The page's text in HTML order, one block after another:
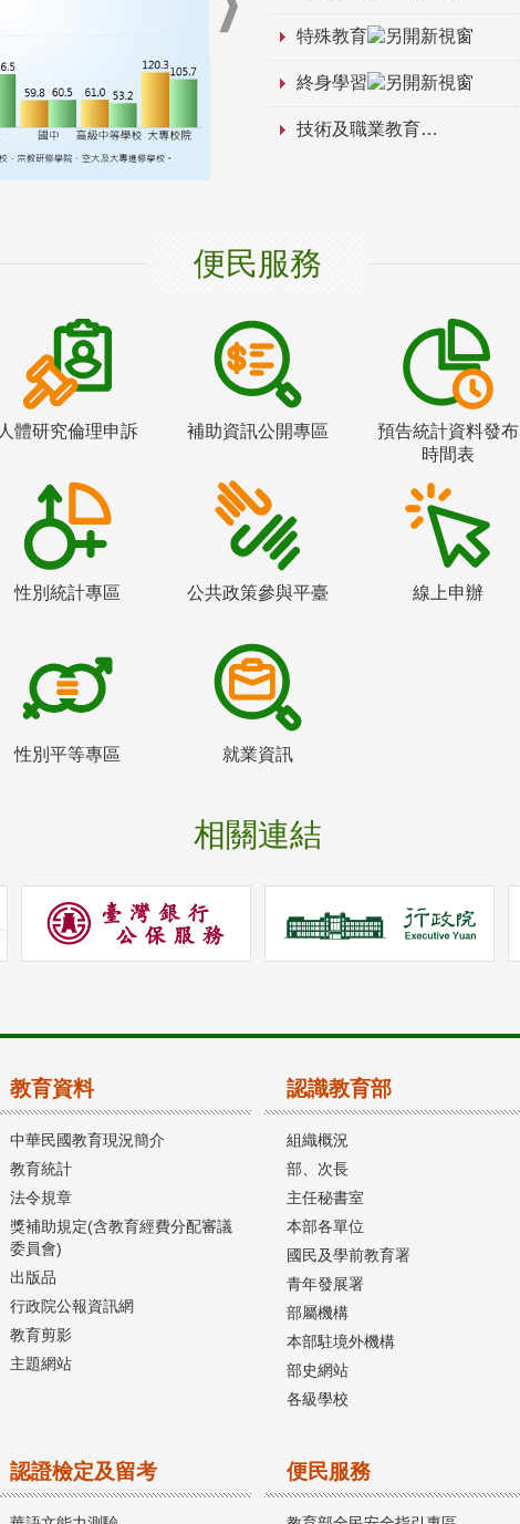
特殊教育
終身學習
技術及職業教育
便民服務
人體研究倫理申訴 補助資訊公開專區
預告統計資料發布
時間表
性別統計專區 公共政策參與平臺 線上申辦
性別平等專區 就業資訊
相關連結
教育資料
中華民國教育現況簡介
教育統計
法令規章
獎補助規定(含教育經費分配審議
委員會)
出版品
行政院公報資訊網
教育剪影
主題網站
認識教育部
組織概況
部、次長
主任秘書室
本部各單位
國民及學前教育署
青年發展署
部屬機構
本部駐境外機構
部史網站
各級學校
認證檢定及留考 便民服務